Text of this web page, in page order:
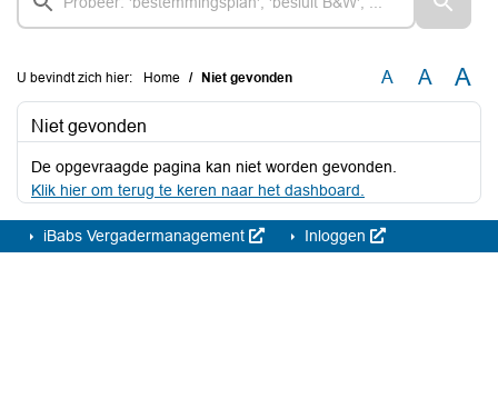
U bevindt zich hier: Home Niet gevonden A A A
Niet gevonden
De opgevraagde pagina kan niet worden gevonden.
Klik hier om terug te keren naar het dashboard.
iBabs Vergadermanagement Inloggen